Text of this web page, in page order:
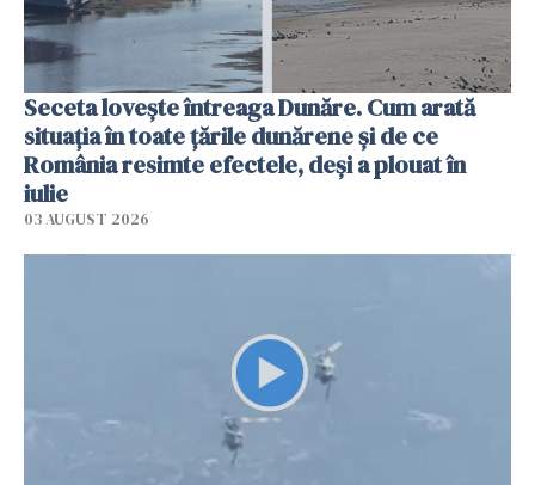
Seceta lovește întreaga Dunăre. Cum arată
situația în toate țările dunărene și de ce
România resimte efectele, deși a plouat în
iulie
03 AUGUST 2026